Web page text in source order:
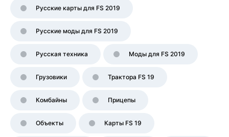
Русские карты для FS 2019
Русские моды для FS 2019
Русская техника Моды для FS 2019
Грузовики Трактора FS 19
Комбайны Прицепы
Объекты Карты FS 19